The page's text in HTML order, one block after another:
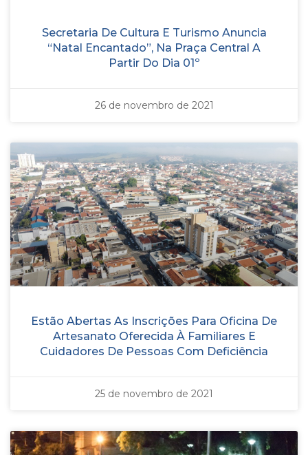
Secretaria De Cultura E Turismo Anuncia
“Natal Encantado”, Na Praça Central A
Partir Do Dia 01º
26 de novembro de 2021
Estão Abertas As Inscrições Para Oficina De
Artesanato Oferecida À Familiares E
Cuidadores De Pessoas Com Deficiência
25 de novembro de 2021